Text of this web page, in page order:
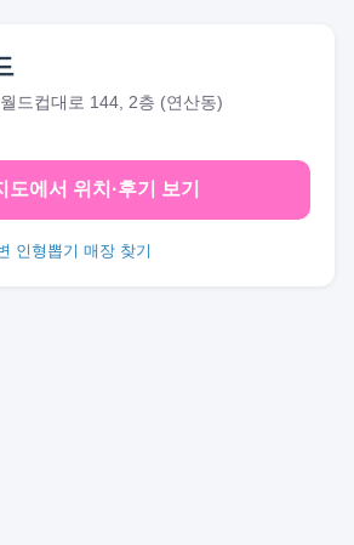
드컵대로 144, 2층 (연산동)
도에서 위치·후기 보기
인형뽑기 매장 찾기